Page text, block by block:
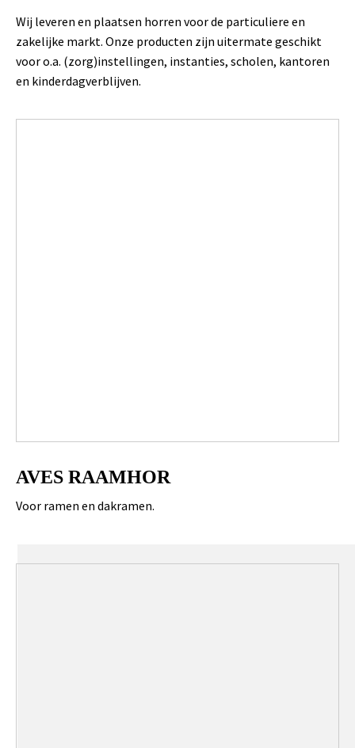
Wij leveren en plaatsen horren voor de particuliere en
zakelijke markt. Onze producten zijn uitermate geschikt
voor o.a. (zorg)instellingen, instanties, scholen, kantoren
en kinderdagverblijven.
AVES RAAMHOR
Voor ramen en dakramen.